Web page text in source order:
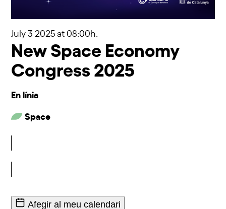
July 3 2025at 08:00h.
New Space Economy
Congress 2025
En línia
Space
Afegir al meu calendari